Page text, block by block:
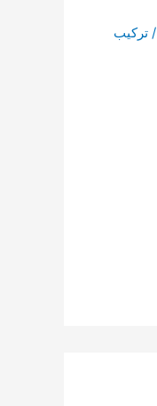
فني ستلايت هدية / 69922265 / تركيب